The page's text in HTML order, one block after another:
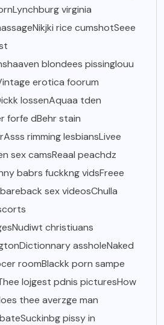
virginia
rice cumshotSeee
blondees pissingIouu
erotica foorum
lossenAquaa tden
forfe dBehr stain
rimming lesbiansLivee
sex camsReaal peachdz
babrs fuckkng vidsFreee
sex videosChulla
christiuans
assholeNaked
roomBlackk porn sampe
lojgest pdnis picturesHow
thee averzge man
pissy in